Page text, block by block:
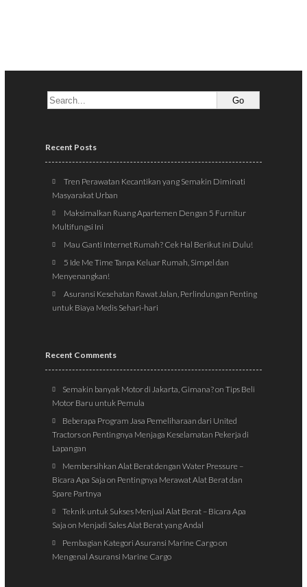
Recent Posts
Tren Perawatan Kecantikan yang Semakin Diminati
Masyarakat Urban
Maksimalkan Ruang Apartemen Dengan 5 Furnitur
Multifungsi Ini
Mau Ganti Internet Rumah? Cek Hal Berikut ini Dulu!
5 Ide Me Time Tanpa Keluar Rumah, Simpel dan
Menyenangkan!
Asuransi Kesehatan Rawat Jalan, Perlindungan Penting
untuk Biaya Medis Sehari-hari
Recent Comments
Semakin banyak Motor di Jakarta, Gimana?onTips Beli
Motor Baru untuk Pemula
Beberapa Program Jasa Pemeliharaan dari United
Tractorson Pentingnya Menjaga Keselamatan Pekerja di
Lapangan
Membersihkan Alat Berat dengan Water Pressure –
Bicara Apa Saja on Pentingnya Merawat Alat Berat dan
Spare Partnya
Teknik untuk Sukses Menjual Alat Berat – Bicara Apa
Saja on Menjadi Sales Alat Berat yang Andal
Pembagian Kategori Asuransi Marine Cargoon
Mengenal Asuransi Marine Cargo